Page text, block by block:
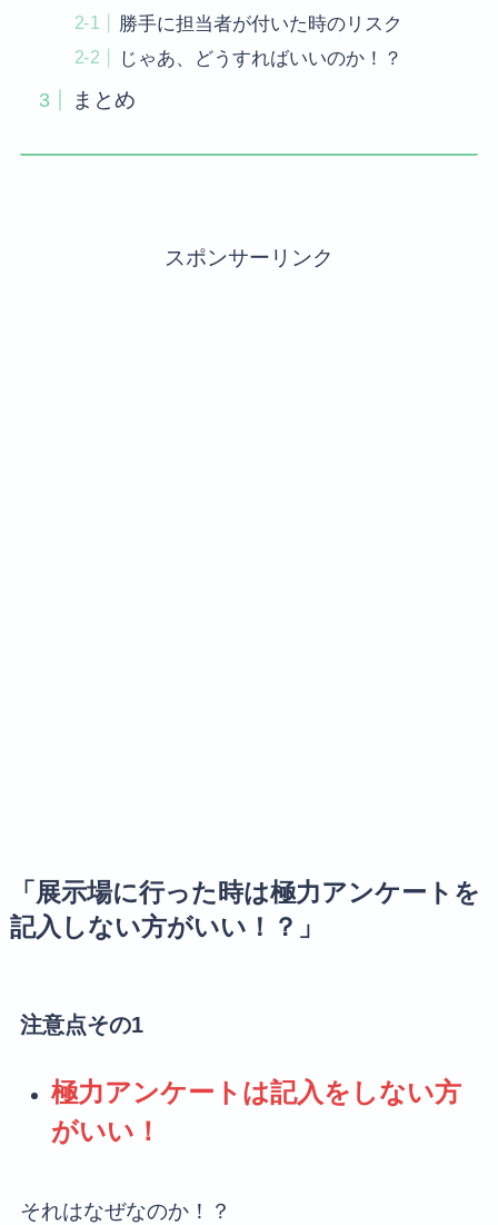
勝手に担当者が付いた時のリスク
じゃあ、どうすればいいのか！？
まとめ
スポンサーリンク
「展示場に行った時は極力アンケートを
記入しない方がいい！？」
注意点その1
極力アンケートは記入をしない方
がいい！
それはなぜなのか！？